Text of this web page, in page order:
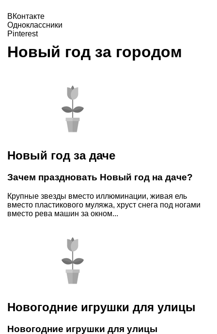
ВКонтакте
Одноклассники
Pinterest
Новый год за городом
Новый год за даче
Зачем праздновать Новый год на даче?
Крупные звезды вместо иллюминации, живая ель
вместо пластикового муляжа, хруст снега под ногами
вместо рева машин за окном...
Новогодние игрушки для улицы
Новогодние игрушки для улицы